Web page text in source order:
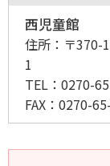
西児童館
住所： 〒370-
1
TEL： 0270-
FAX： 0270-